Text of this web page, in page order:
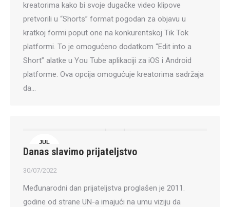
kreatorima kako bi svoje dugačke video klipove
pretvorili u “Shorts” format pogodan za objavu u
kratkoj formi poput one na konkurentskoj Tik Tok
platformi. To je omogućeno dodatkom “Edit into a
Short” alatke u You Tube aplikaciji za iOS i Android
platforme. Ova opcija omogućuje kreatorima sadržaja
da…
JUL
30
Danas slavimo prijateljstvo
30/07/2022
Međunarodni dan prijateljstva proglašen je 2011.
godine od strane UN-a imajući na umu viziju da